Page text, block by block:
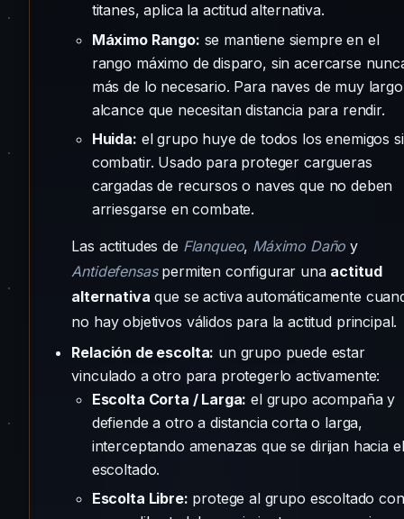
titanes, aplica la actitud alternativa.
Máximo Rango: se mantiene siempre en el
rango máximo de disparo, sin acercarse
más de lo necesario. Para naves de muy largo
alcance que necesitan distancia para rendir.
Huida: el grupo huye de todos los enemigos
combatir. Usado para proteger cargueras
cargadas de recursos o naves que no deben
arriesgarse en combate.
Las actitudes de Flanqueo, Máximo Daño y
Antidefensaspermiten configurar una actitud
alternativa que se activa automáticamente
no hay objetivos válidos para la actitud principal.
Relación de escolta: un grupo puede estar
vinculado a otro para protegerlo activamente:
Escolta Corta / Larga: el grupo acompaña y
defiende a otro a distancia corta o larga,
interceptando amenazas que se dirijan hacia el
escoltado.
Escolta Libre: protege al grupo escoltado con